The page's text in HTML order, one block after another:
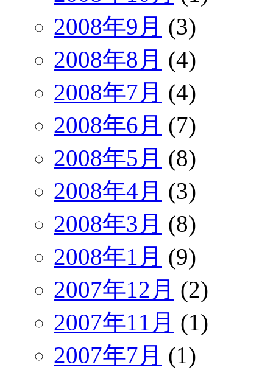
2008年9月 (3)
2008年8月 (4)
2008年7月 (4)
2008年6月 (7)
2008年5月 (8)
2008年4月 (3)
2008年3月 (8)
2008年1月 (9)
2007年12月 (2)
2007年11月 (1)
2007年7月 (1)